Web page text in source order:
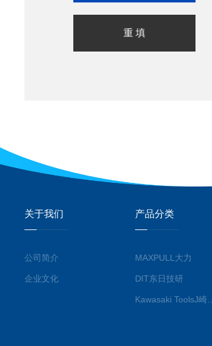
关于我们
公司简介
企业文化
产品分类
MAXPULL大力
DIT东日技研
Kawasaki ToolsJ崎工具